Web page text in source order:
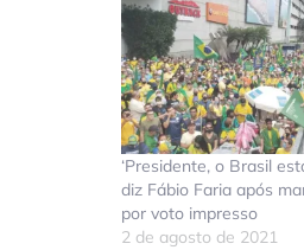
‘Presidente, o Brasil
diz Fábio Faria após
por voto impresso
2 de agosto de 2021